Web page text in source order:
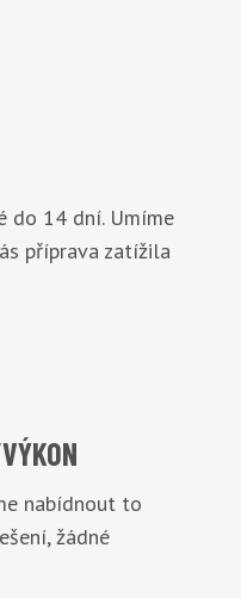
do 14 dní. Umíme
příprava zatížila
nabídnout to
žádné